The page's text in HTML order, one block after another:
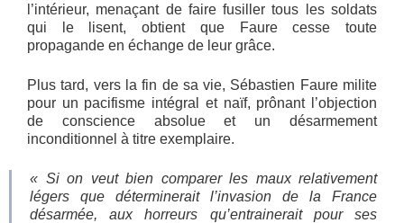
l’intérieur, menaçant de faire fusiller tous les soldats
qui le lisent, obtient que Faure cesse toute
propagande en échange de leur grâce.
Plus tard, vers la fin de sa vie, Sébastien Faure milite
pour un pacifisme intégral et naïf, prônant l’objection
de conscience absolue et un désarmement
inconditionnel à titre exemplaire.
« Si on veut bien comparer les maux relativement
légers que déterminerait l’invasion de la France
désarmée, aux horreurs qu’entrainerait pour ses